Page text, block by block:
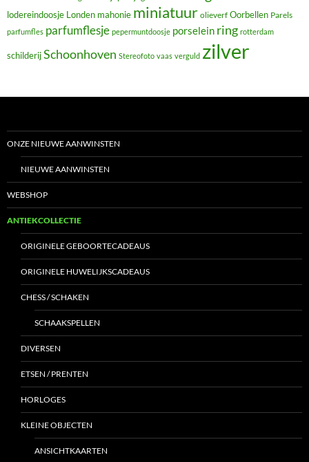
lodereindoosje Londen mahonie miniatuur olieverf Oorbellen Parels
parfumfles parfumflesje pepermuntdoosje porselein ring rotterdam
schilderijSchoonhoven Stereofoto vaas verguld zilver
ONZE NIEUWE AANWINSTEN
NIEUWE AANWINSTEN
WEBSHOP
ANTIEKCOLLECTIE
ORIGINELE GEBOORTECADEAUS
ORIGINELE HUWELIJKSCADEAUS
CHESS / SCHAKEN
SCHAAKSPELLEN
DIVERSEN
ETSEN / PRENTEN
HORLOGES
KLEINE OBJECTEN
ANSICHTKAARTEN